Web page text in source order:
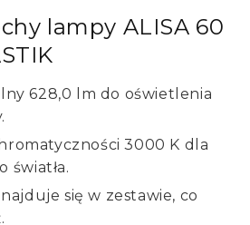
lampy ALISA 60
628,0 lm do oświetlenia
3000 K dla
światła.
się w zestawie, co